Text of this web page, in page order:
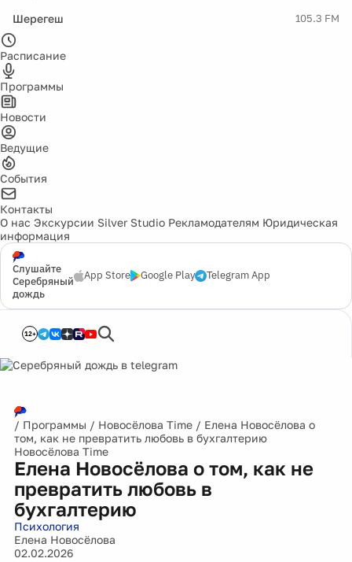
Шерегеш 105.3 FM
Расписание
Программы
Новости
Ведущие
События
Контакты
О нас Экскурсии Silver Studio Рекламодателям Юридическая
информация
Слушайте
Серебряный
дождь
App Store Google Play Telegram App
12+
/ Программы / Новосёлова Time / Елена Новосёлова о
том, как не превратить любовь в бухгалтерию
Новосёлова Time
Елена Новосёлова о том, как не
превратить любовь в
бухгалтерию
Психология
Елена Новосёлова
02.02.2026